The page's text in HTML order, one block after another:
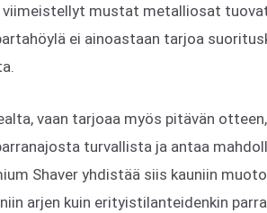
viimeistellyt mustat metalliosat
ei ainoastaan tarjoa
vaan tarjoaa myös pitävän
turvallista ja antaa
Shaver yhdistää siis kauniin
arjen kuin erityistilanteidenkin